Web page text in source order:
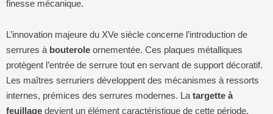
finesse mécanique.
L’innovation majeure du XVe siècle concerne l’introduction de
serrures à bouterole ornementée. Ces plaques métalliques
protègent l’entrée de serrure tout en servant de support décoratif.
Les maîtres serruriers développent des mécanismes à ressorts
internes, prémices des serrures modernes. La targette à
feuillage devient un élément caractéristique de cette période,